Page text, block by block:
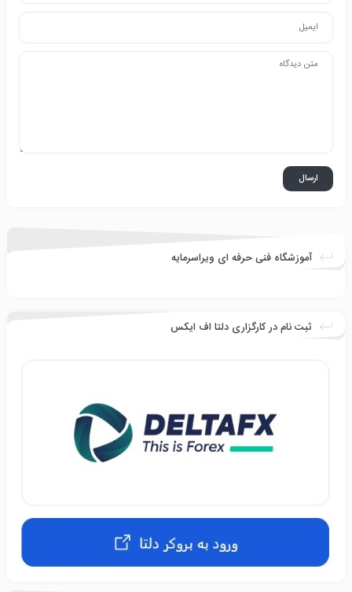
آموزشگاه فنی حرفه ای ویراسرمایه
ثبت نام در کارگزاری دلتا اف ایکس